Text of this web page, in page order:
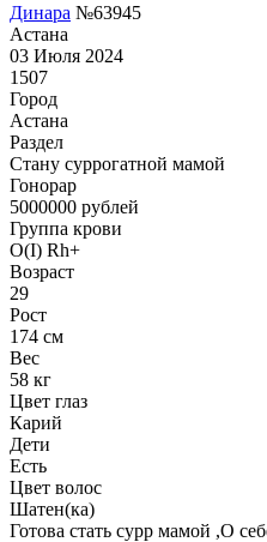
Динара №63945
Астана
03 Июля 2024
1507
Город
Астана
Раздел
Cтану суррогатной мамой
Гонoрар
5000000 рублей
Группа крови
O(I) Rh+
Возраст
29
Рост
174 см
Вес
58 кг
Цвет глаз
Карий
Дети
Есть
Цвет волос
Шатен(ка)
Готова стать сурр мамой ,О